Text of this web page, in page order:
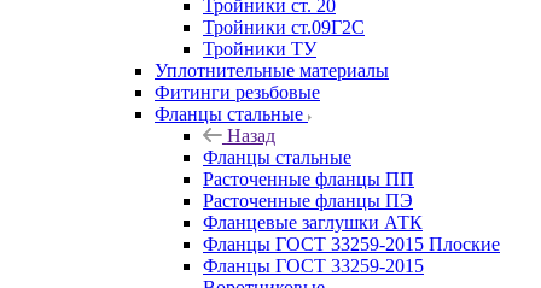
Тройники ст. 20
Тройники ст.09Г2С
Тройники ТУ
Уплотнительные материалы
Фитинги резьбовые
Фланцы стальные
Назад
Фланцы стальные
Расточенные фланцы ПП
Расточенные фланцы ПЭ
Фланцевые заглушки АТК
Фланцы ГОСТ 33259-2015 Плоские
Фланцы ГОСТ 33259-2015